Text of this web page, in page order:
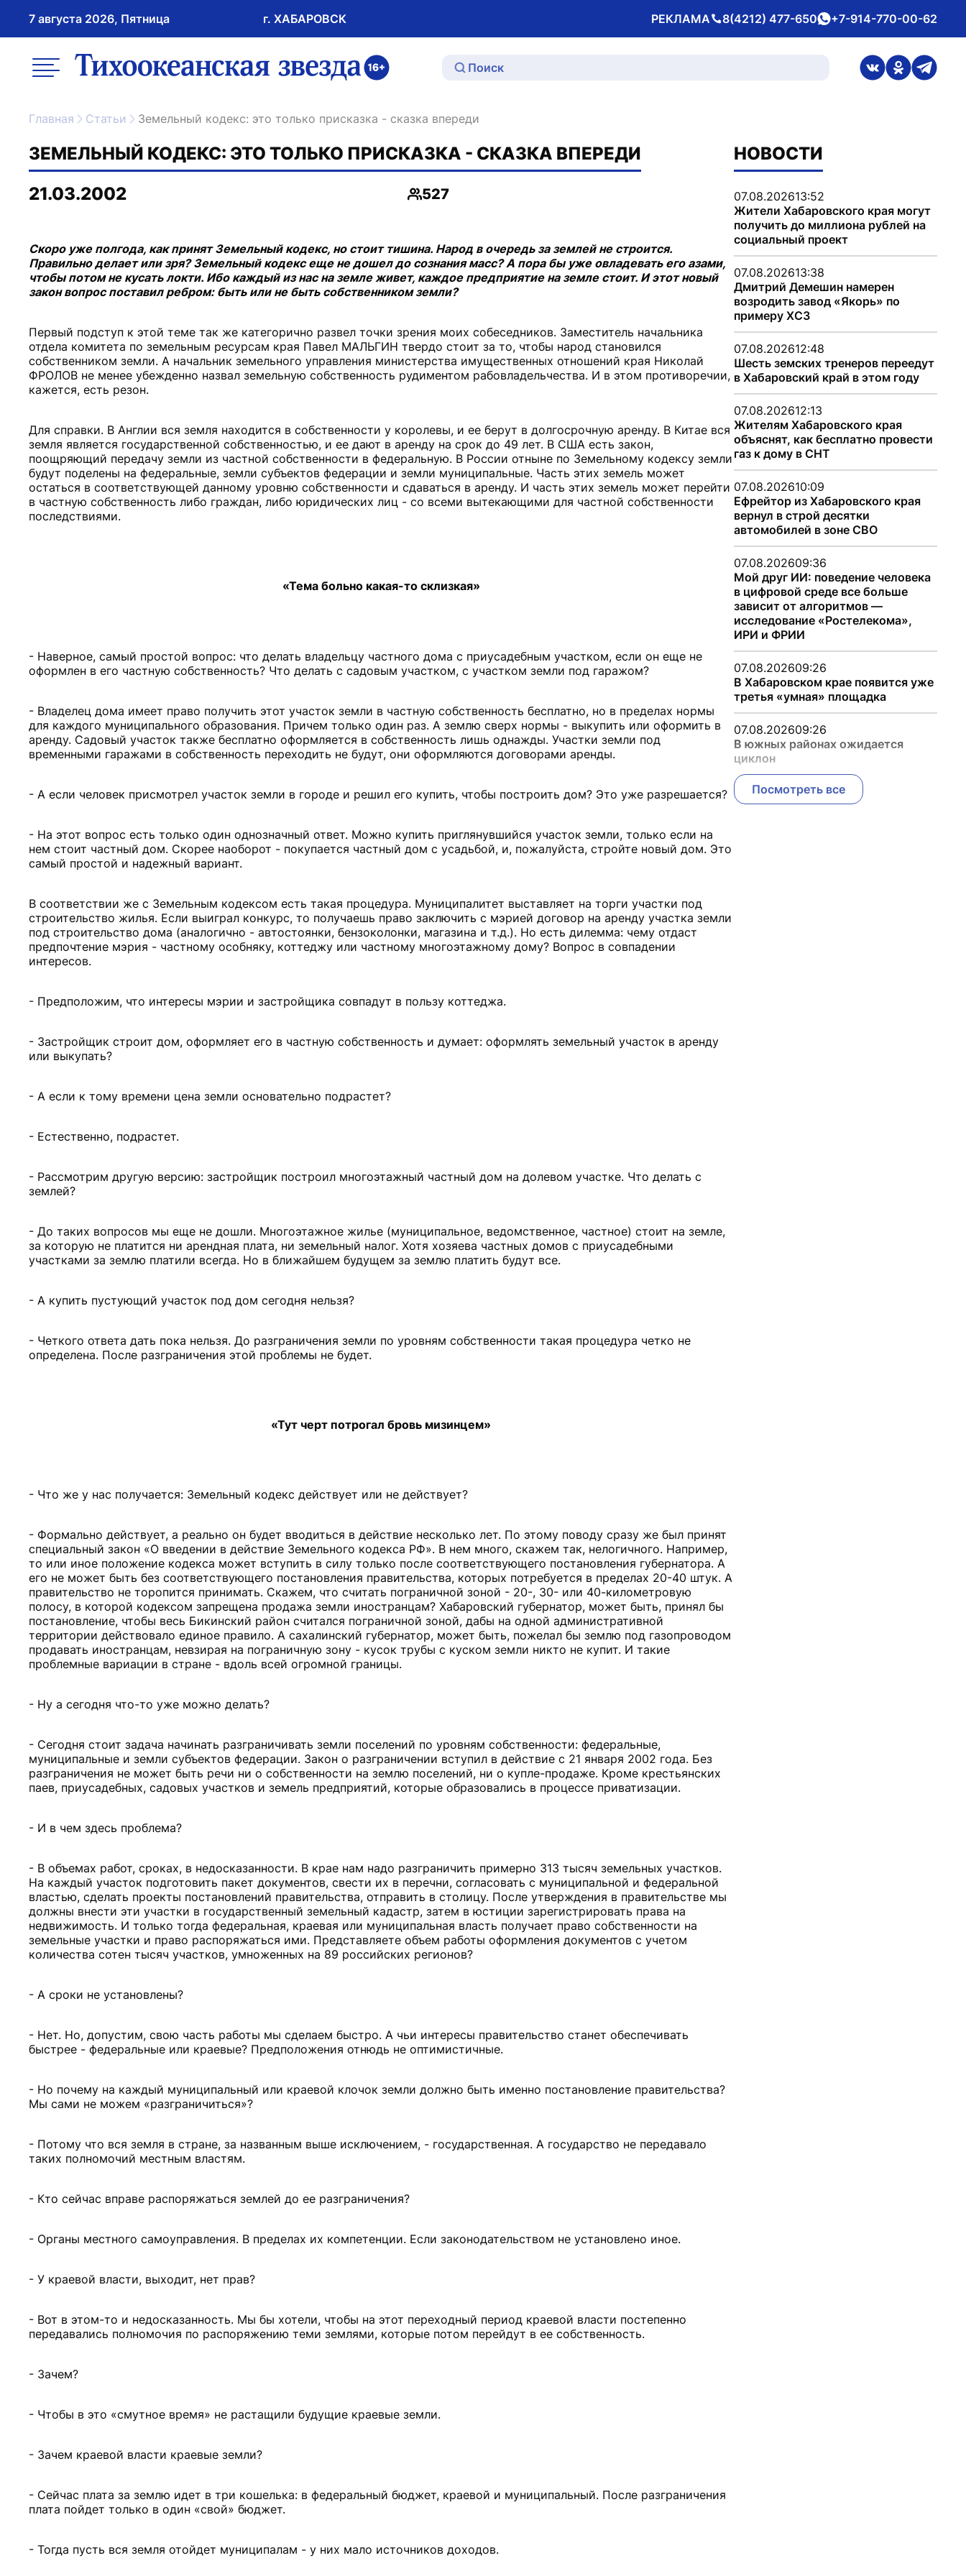
7 августа 2026, Пятница г. ХАБАРОВСК РЕКЛАМА
Телефон 8(4212) 477-650whatsApp
+7-914-770-00-62
меню ссылка на главную
ссылка на
ссылка на
Главная Статьи Земельный кодекс: это только присказка - сказка впереди
ЗЕМЕЛЬНЫЙ КОДЕКС: ЭТО ТОЛЬКО ПРИСКАЗКА - СКАЗКА ВПЕРЕДИ
21.03.2002
Просмотры
527
Скоро уже полгода, как принят Земельный кодекс, но стоит тишина. Народ в очередь за землей не строится.
Правильно делает или зря? Земельный кодекс еще не дошел до сознания масс? А пора бы уже овладевать его азами,
чтобы потом не кусать локти. Ибо каждый из нас на земле живет, каждое предприятие на земле стоит. И этот новый
закон вопрос поставил ребром: быть или не быть собственником земли?
Первый подступ к этой теме так же категорично развел точки зрения моих собеседников. Заместитель начальника
отдела комитета по земельным ресурсам края Павел МАЛЬГИН твердо стоит за то, чтобы народ становился
собственником земли. А начальник земельного управления министерства имущественных отношений края Николай
ФРОЛОВ не менее убежденно назвал земельную собственность рудиментом рабовладельчества. И в этом противоречии,
кажется, есть резон.
Для справки. В Англии вся земля находится в собственности у королевы, и ее берут в долгосрочную аренду. В Китае вся
земля является государственной собственностью, и ее дают в аренду на срок до 49 лет. В США есть закон,
поощряющий передачу земли из частной собственности в федеральную. В России отныне по Земельному кодексу земли
будут поделены на федеральные, земли субъектов федерации и земли муниципальные. Часть этих земель может
остаться в соответствующей данному уровню собственности и сдаваться в аренду. И часть этих земель может перейти
в частную собственность либо граждан, либо юридических лиц - со всеми вытекающими для частной собственности
последствиями.
«Тема больно какая-то склизкая»
- Наверное, самый простой вопрос: что делать владельцу частного дома с приусадебным участком, если он еще не
оформлен в его частную собственность? Что делать с садовым участком, с участком земли под гаражом?
- Владелец дома имеет право получить этот участок земли в частную собственность бесплатно, но в пределах нормы
для каждого муниципального образования. Причем только один раз. А землю сверх нормы - выкупить или оформить в
аренду. Садовый участок также бесплатно оформляется в собственность лишь однажды. Участки земли под
временными гаражами в собственность переходить не будут, они оформляются договорами аренды.
- А если человек присмотрел участок земли в городе и решил его купить, чтобы построить дом? Это уже разрешается?
- На этот вопрос есть только один однозначный ответ. Можно купить приглянувшийся участок земли, только если на
нем стоит частный дом. Скорее наоборот - покупается частный дом с усадьбой, и, пожалуйста, стройте новый дом. Это
самый простой и надежный вариант.
В соответствии же с Земельным кодексом есть такая процедура. Муниципалитет выставляет на торги участки под
строительство жилья. Если выиграл конкурс, то получаешь право заключить с мэрией договор на аренду участка земли
под строительство дома (аналогично - автостоянки, бензоколонки, магазина и т.д.). Но есть дилемма: чему отдаст
предпочтение мэрия - частному особняку, коттеджу или частному многоэтажному дому? Вопрос в совпадении
интересов.
- Предположим, что интересы мэрии и застройщика совпадут в пользу коттеджа.
- Застройщик строит дом, оформляет его в частную собственность и думает: оформлять земельный участок в аренду
или выкупать?
- А если к тому времени цена земли основательно подрастет?
- Естественно, подрастет.
- Рассмотрим другую версию: застройщик построил многоэтажный частный дом на долевом участке. Что делать с
землей?
- До таких вопросов мы еще не дошли. Многоэтажное жилье (муниципальное, ведомственное, частное) стоит на земле,
за которую не платится ни арендная плата, ни земельный налог. Хотя хозяева частных домов с приусадебными
участками за землю платили всегда. Но в ближайшем будущем за землю платить будут все.
- А купить пустующий участок под дом сегодня нельзя?
- Четкого ответа дать пока нельзя. До разграничения земли по уровням собственности такая процедура четко не
определена. После разграничения этой проблемы не будет.
«Тут черт потрогал бровь мизинцем»
- Что же у нас получается: Земельный кодекс действует или не действует?
- Формально действует, а реально он будет вводиться в действие несколько лет. По этому поводу сразу же был принят
специальный закон «О введении в действие Земельного кодекса РФ». В нем много, скажем так, нелогичного. Например,
то или иное положение кодекса может вступить в силу только после соответствующего постановления губернатора. А
его не может быть без соответствующего постановления правительства, которых потребуется в пределах 20-40 штук. А
правительство не торопится принимать. Скажем, что считать пограничной зоной - 20-, 30- или 40-километровую
полосу, в которой кодексом запрещена продажа земли иностранцам? Хабаровский губернатор, может быть, принял бы
постановление, чтобы весь Бикинский район считался пограничной зоной, дабы на одной административной
территории действовало единое правило. А сахалинский губернатор, может быть, пожелал бы землю под газопроводом
продавать иностранцам, невзирая на пограничную зону - кусок трубы с куском земли никто не купит. И такие
проблемные вариации в стране - вдоль всей огромной границы.
- Ну а сегодня что-то уже можно делать?
- Сегодня стоит задача начинать разграничивать земли поселений по уровням собственности: федеральные,
муниципальные и земли субъектов федерации. Закон о разграничении вступил в действие с 21 января 2002 года. Без
разграничения не может быть речи ни о собственности на землю поселений, ни о купле-продаже. Кроме крестьянских
паев, приусадебных, садовых участков и земель предприятий, которые образовались в процессе приватизации.
- И в чем здесь проблема?
- В объемах работ, сроках, в недосказанности. В крае нам надо разграничить примерно 313 тысяч земельных участков.
На каждый участок подготовить пакет документов, свести их в перечни, согласовать с муниципальной и федеральной
властью, сделать проекты постановлений правительства, отправить в столицу. После утверждения в правительстве мы
должны внести эти участки в государственный земельный кадастр, затем в юстиции зарегистрировать права на
недвижимость. И только тогда федеральная, краевая или муниципальная власть получает право собственности на
земельные участки и право распоряжаться ими. Представляете объем работы оформления документов с учетом
количества сотен тысяч участков, умноженных на 89 российских регионов?
- А сроки не установлены?
- Нет. Но, допустим, свою часть работы мы сделаем быстро. А чьи интересы правительство станет обеспечивать
быстрее - федеральные или краевые? Предположения отнюдь не оптимистичные.
- Но почему на каждый муниципальный или краевой клочок земли должно быть именно постановление правительства?
Мы сами не можем «разграничиться»?
- Потому что вся земля в стране, за названным выше исключением, - государственная. А государство не передавало
таких полномочий местным властям.
- Кто сейчас вправе распоряжаться землей до ее разграничения?
- Органы местного самоуправления. В пределах их компетенции. Если законодательством не установлено иное.
- У краевой власти, выходит, нет прав?
- Вот в этом-то и недосказанность. Мы бы хотели, чтобы на этот переходный период краевой власти постепенно
передавались полномочия по распоряжению теми землями, которые потом перейдут в ее собственность.
- Зачем?
- Чтобы в это «смутное время» не растащили будущие краевые земли.
- Зачем краевой власти краевые земли?
- Сейчас плата за землю идет в три кошелька: в федеральный бюджет, краевой и муниципальный. После разграничения
плата пойдет только в один «свой» бюджет.
- Тогда пусть вся земля отойдет муниципалам - у них мало источников доходов.
НОВОСТИ
07.08.202613:52
Жители Хабаровского края могут
получить до миллиона рублей на
социальный проект
07.08.202613:38
Дмитрий Демешин намерен
возродить завод «Якорь» по
примеру ХСЗ
07.08.202612:48
Шесть земских тренеров переедут
в Хабаровский край в этом году
07.08.202612:13
Жителям Хабаровского края
объяснят, как бесплатно провести
газ к дому в СНТ
07.08.202610:09
Ефрейтор из Хабаровского края
вернул в строй десятки
автомобилей в зоне СВО
07.08.202609:36
Мой друг ИИ: поведение человека
в цифровой среде все больше
зависит от алгоритмов —
исследование «Ростелекома»,
ИРИ и ФРИИ
07.08.202609:26
В Хабаровском крае появится уже
третья «умная» площадка
07.08.202609:26
В южных районах ожидается
циклон
Посмотреть все